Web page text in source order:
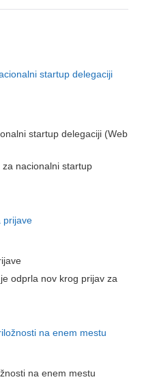
startup delegaciji (Web
nacionalni startup
odprla nov krog prijav za
na enem mestu